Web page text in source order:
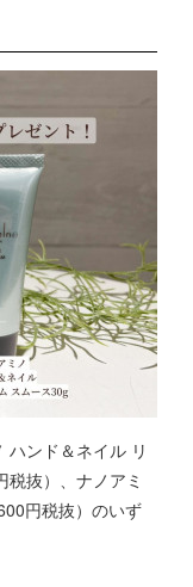
ハンド＆ネイル リ
抜）、ナノアミ
円税抜）のいず